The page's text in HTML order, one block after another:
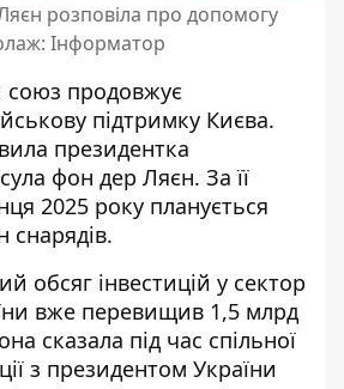
розповіла про допомогу
Інформатор
союз продовжує
підтримку Києва.
президентка
фон дер Ляєн. За її
2025 року планується
снарядів.
обсяг інвестицій у сектор
вже перевищив 1,5 млрд
сказала під час спільної
з президентом України